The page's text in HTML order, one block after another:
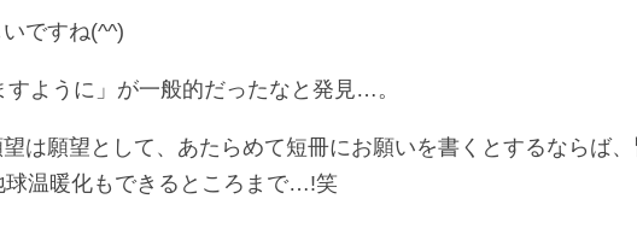
ですね(^^)
ように」が一般的だったなと発見…。
望は願望として、あたらめて短冊にお願いを書くとするならば
温暖化もできるところまで…!笑